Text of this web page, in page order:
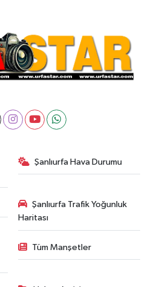
Şanlıurfa Hava Durumu
Şanlıurfa Trafik Yoğunluk
Haritası
Tüm Manşetler